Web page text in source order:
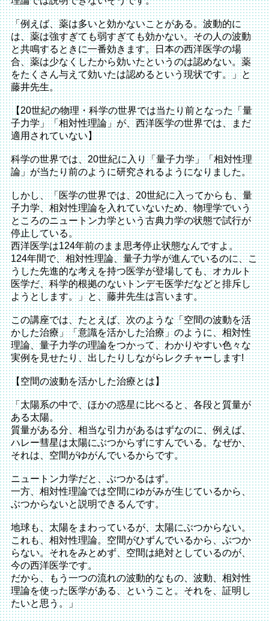
「例えば、薬は多いと効かないことがある。波動的に
は、薬は強すぎても弱すぎても効かない。その人の波動
と共鳴するときに一番効きます。日本の西洋医学の場
合、薬は少なくしたから効いたというのは認めない。薬
をたくさん与えて効いたは認めるという現状です。」と
藤井先生。
【20世紀の物理・科学の世界では当たり前となった「量
子力学」「相対性理論」が、西洋医学の世界では、まだ
適用されていない】
科学の世界では、20世紀に入り「量子力学」「相対性理
論」が当たり前のように研究されるようになりました。
しかし、「医学の世界では、20世紀に入ってからも、量
子力学、相対性理論を入れていないため、物理学でいう
ところのニュートン力学という古典力学の状態で試行が
停止している。
西洋医学は124年前のまま思考停止状態なんですよ。
124年間で、相対性理論、量子力学が進んでいるのに、こ
うした先進的な考えを持つ医学が登場しても、オカルト
医学だ、科学的根拠のないトンデモ医学だなどと排斥し
ようとします。」と、藤井先生は言います。
この講座では、たとえば、次のような「空間の波動を活
かした治療」「意識を活かした治療」のように、相対性
理論、量子力学の理論をつかって、わかりやすい色々な
実例を見せたり、出したりしながらレクチャーします!
【空間の波動を活かした治療とは】
「太陽系の中で、ほかの惑星に比べると、各段と質量が
ある太陽。
質量がある分、相当な引力があるはずなのに、例えば、
ハレー彗星は太陽にぶつからずにすんでいる。なぜか、
それは、空間がゆがんでいるからです。
ニュートン力学だと、ぶつかるはず。
一方、相対性理論では空間にゆがみが生じているから、
ぶつからないと説明できるんです。
地球も、太陽をまわっているが、太陽にぶつからない。
これも、相対性理論。空間がひずんでいるから、ぶつか
らない。それをみとめず、空間は絶対としているのが、
今の西洋医学です。
だから、もう一つの流れの波動的なもの、波動、相対性
理論を使った医学がある、ということ。それを、証明し
たいと思う。」